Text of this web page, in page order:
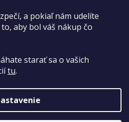
a pokiaľ nám udelíte
aby bol váš nákup čo
starať sa o vašich
tu.